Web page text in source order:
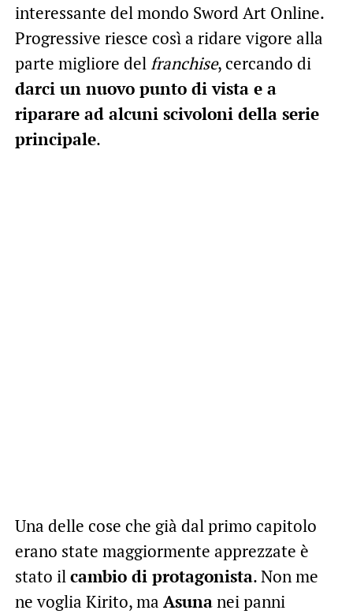
interessante del mondo Sword Art Online.
Progressive riesce così a ridare vigore alla
parte migliore del franchise, cercando di
darci un nuovo punto di vista e a
riparare ad alcuni scivoloni della serie
principale.
Una delle cose che già dal primo capitolo
erano state maggiormente apprezzate è
stato ilcambio di protagonista. Non me
ne voglia Kirito, ma Asunanei panni